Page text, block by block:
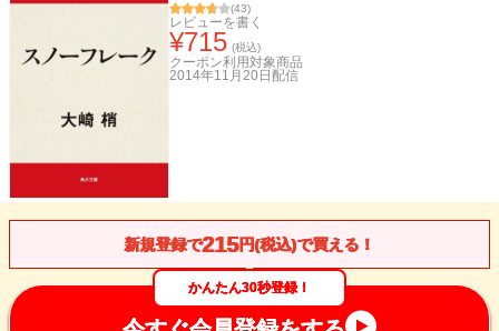
(43)
レビューを書く
¥715 (税込)
クーポン利用対象商品
2014年11月20日 配信
新規登録で215円(税込)で買える！
かんたん30秒登録！